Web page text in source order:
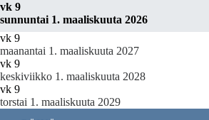
vk 9
sunnuntai 1. maaliskuuta 2026
vk 9
maanantai 1. maaliskuuta 2027
vk 9
keskiviikko 1. maaliskuuta 2028
vk 9
torstai 1. maaliskuuta 2029